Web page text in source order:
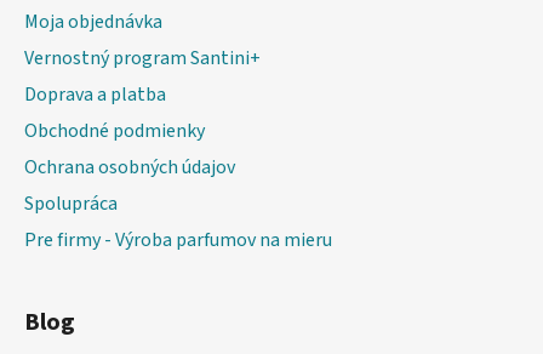
Moja objednávka
Vernostný program Santini+
Doprava a platba
Obchodné podmienky
Ochrana osobných údajov
Spolupráca
Pre firmy - Výroba parfumov na mieru
Blog